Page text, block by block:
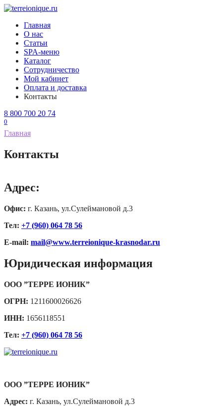
Перейти
содержанию
Главная
О нас
Статьи
SPA-меню
Каталог
Сотрудничество
Мой кабинет
Оплата и доставка
Контакты
8 800 700 20 74
0
Главная
Контакты
Адрес:
Офис: г. Казань, ул.Сулеймановой д.3
Тел: +7 (960) 064 78 56
E-mail: mail@www.terreionique-krasnodar.ru
Юридическая информация
ООО ”ТЕРРЕ ИОНИК”
ОГРН: 1211600026626
ИНН: 1656118551
Тел: +7 (960) 064 78 56
ООО ”ТЕРРЕ ИОНИК”
Адрес: г. Казань, ул.Сулеймановой д.3